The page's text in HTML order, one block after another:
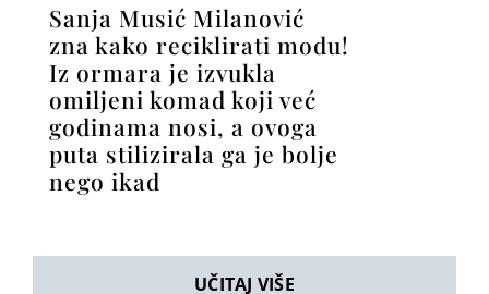
Sanja Musić Milanović
zna kako reciklirati modu!
Iz ormara je izvukla
omiljeni komad koji već
godinama nosi, a ovoga
puta stilizirala ga je bolje
nego ikad
UČITAJ VIŠE